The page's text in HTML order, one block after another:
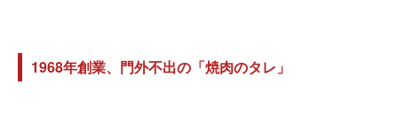
1968年創業、門外不出の「焼肉のタレ」